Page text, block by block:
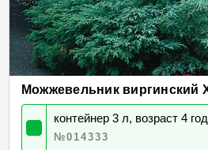
Можжевельник виргинский
контейнер 3 л, возраст 4
№014333